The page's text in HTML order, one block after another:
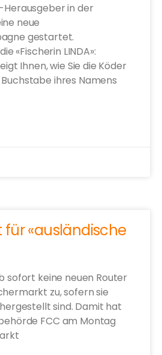
in der
neue
gestartet.
«Fischerin LINDA»:
Ihnen, wie Sie die Köder
ihres Namens
für «ausländische
sofort keine neuen Router
zu, sofern sie
sind. Damit hat
FCC am Montag